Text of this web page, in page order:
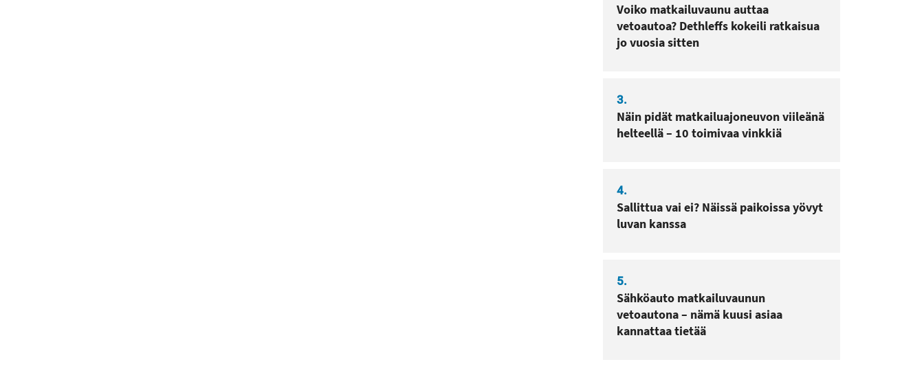
Voiko matkailuvaunu auttaa
vetoautoa? Dethleffs kokeili ratkaisua
jo vuosia sitten
3.
Näin pidät matkailuajoneuvon viileänä
helteellä – 10 toimivaa vinkkiä
4.
Sallittua vai ei? Näissä paikoissa yövyt
luvan kanssa
5.
Sähköauto matkailuvaunun
vetoautona – nämä kuusi asiaa
kannattaa tietää